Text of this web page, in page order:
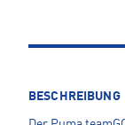
BESCHREIBUNG